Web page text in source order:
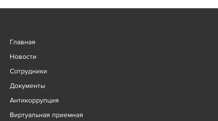
Главная
Новости
Сотрудники
Документы
Антикоррупция
Виртуальная приемная